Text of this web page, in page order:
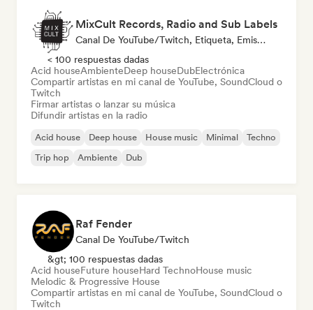
MixCult Records, Radio and Sub Labels
Canal De YouTube/Twitch, Etiqueta, Emisoras De Radio
< 100 respuestas dadas
Acid houseAmbienteDeep houseDubElectrónica
Compartir artistas en mi canal de YouTube, SoundCloud o
Twitch
Firmar artistas o lanzar su música
Difundir artistas en la radio
Acid house Deep house House music Minimal
Techno
Trip hop
Ambiente Dub
Raf Fender
Canal De YouTube/Twitch
&gt; 100 respuestas dadas
Acid houseFuture houseHard TechnoHouse music
Melodic & Progressive House
Compartir artistas en mi canal de YouTube, SoundCloud o
Twitch